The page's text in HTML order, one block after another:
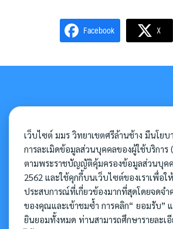
Facebook X
วิทยาเขตศรีล้านช้
วัดศรีสุทธาวาส
เลขที่ 253/7 ถ.วิสุทธิเ
ต.กุดป่อง อ.เมือง จ. เลย
โทรศัพท์. 042 –
830434
เว็บไซต์ มมร วิทยาเขตศรีล้านช้าง มีนโยบ
การละเมิดข้อมูลส่วนบุคคลของผู้ใช้บริการ
ตามพระราชบัญญัติคุ้มครองข้อมูลส่วนบุค
2562 และใช้คุกกี้บนเว็บไซต์ของเราเพื่อ
ประสบการณ์ที่เกี่ยวข้องมากที่สุดโดยจดจำ
ของคุณและเข้าชมซ้ำ การคลิก“ ยอมรับ”
ยินยอมทั้งหมด ท่านสามารถศึกษารายละเ